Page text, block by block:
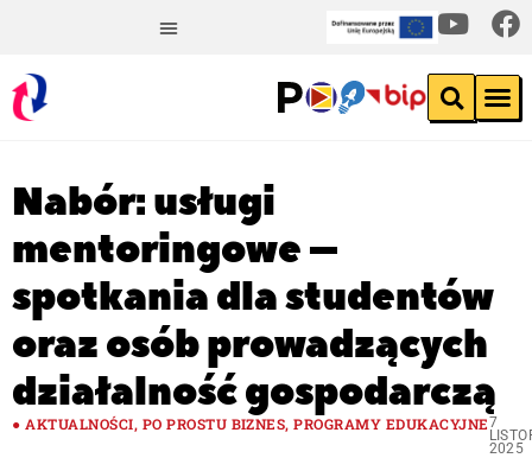
Nabór: usługi
mentoringowe –
spotkania dla studentów
oraz osób prowadzących
działalność gospodarczą
AKTUALNOŚCI, PO PROSTU BIZNES,PROGRAMY EDUKACYJNE7
2025